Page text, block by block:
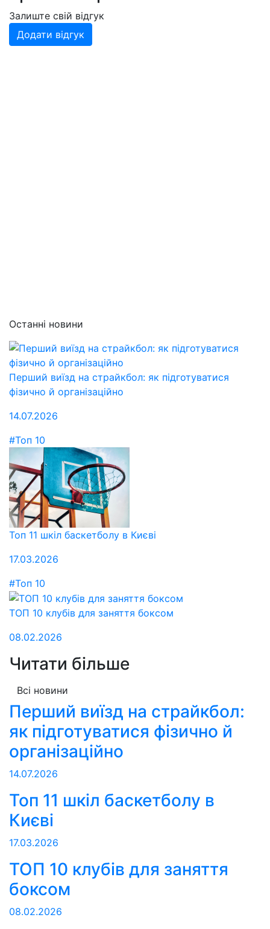
Залиште свій відгук
Додати відгук
Останні новини
Перший виїзд на страйкбол: як підготуватися
фізично й організаційно
14.07.2026
#Топ 10
Топ 11 шкіл баскетболу в Києві
17.03.2026
#Топ 10
ТОП 10 клубів для заняття боксом
08.02.2026
Читати більше
Всі новини
Перший виїзд на страйкбол:
як підготуватися фізично й
організаційно
14.07.2026
Топ 11 шкіл баскетболу в
Києві
17.03.2026
ТОП 10 клубів для заняття
боксом
08.02.2026